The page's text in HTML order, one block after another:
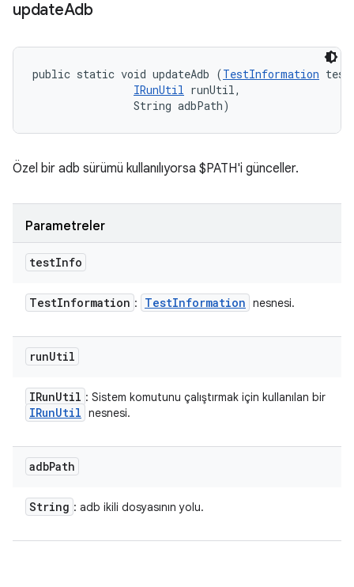
updateAdb
public static void updateAdb (TestInformation
IRunUtil runUtil,
                String adbPath)
Özel bir adb sürümü kullanılıyorsa $PATH'i günceller.
Parametreler
testInfo
TestInformation : TestInformation nesnesi.
runUtil
IRunUtil : Sistem komutunu çalıştırmak için kullanılan bir
IRunUtil nesnesi.
adbPath
String : adb ikili dosyasının yolu.